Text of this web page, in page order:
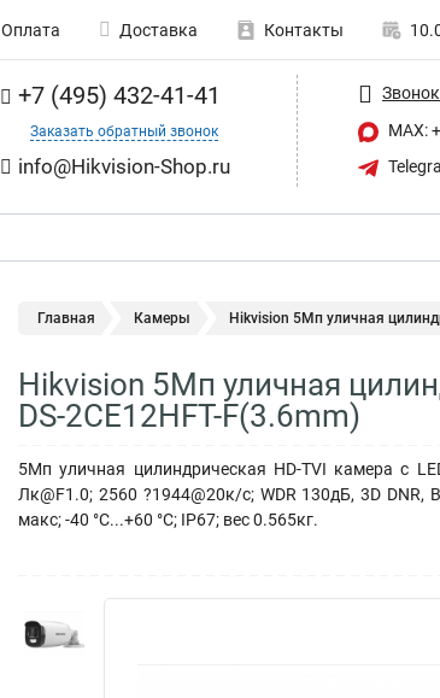
Оплата Доставка Контакты
+7 (495) 432-41-41
Заказать обратный звонок
info@Hikvision-Shop.ru
MAX:
Главная Камеры Hikvision 5Мп уличная
Hikvision 5Мп уличная
DS-2CE12HFT-F(3.6mm)
5Мп уличная цилиндрическая HD-TVI камера с
Лк@F1.0; 2560 ?1944@20к/с; WDR 130дБ, 3D
макс; -40 °C...+60 °C; IP67; вес 0.565кг.